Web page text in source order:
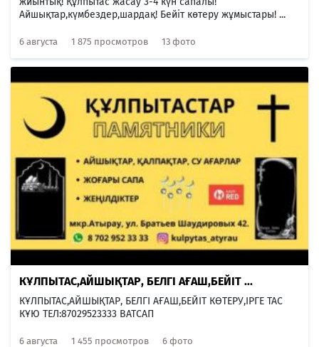
Айшықтар,күмбездер,шардақ! Бейіт көтеру жұмыстары! ...
6 августа 1 875 просмотров 13 фото
КҰЛПЫТАС,АЙШЫҚТАР, БЕЛГІ АҒАШ,БЕЙІТ ...
КҰЛПЫТАС,АЙШЫҚТАР, БЕЛГІ АҒАШ,БЕЙІТ КӨТЕРУ,ІРГЕ ТАС
КҰЮ ТЕЛ:87029523333 ВАТСАП
6 августа 1 455 просмотров 6 фото